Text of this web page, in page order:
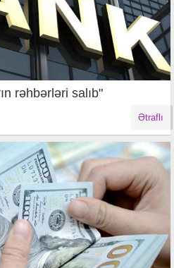
rəhbərləri salıb"
Ətraflı